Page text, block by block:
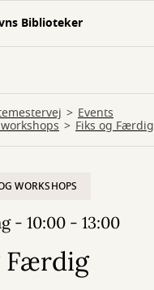
Biblioteker
Events
Fiks og Færdig
WORKSHOPS
- 10:00 - 13:00
Færdig